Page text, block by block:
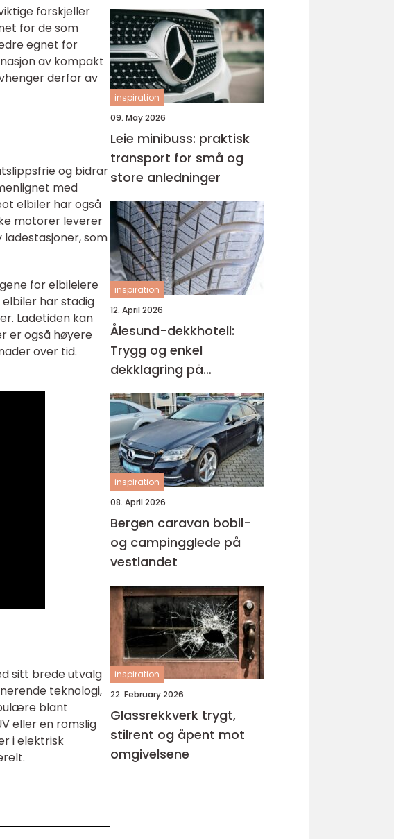
forskjeller
for de som
egnet for
av kompakt
derfor av
og bidrar
med
elbiler har også
motorer leverer
som
for elbileiere
har stadig
Ladetiden kan
er også høyere
over tid.
sitt brede utvalg
teknologi,
blant
eller en romslig
i elektrisk
inspiration
09. May 2026
Leie minibuss: praktisk
transport for små og
store anledninger
inspiration
12. April 2026
Ålesund-dekkhotell:
Trygg og enkel
dekklagring på
Sunnmøre
inspiration
08. April 2026
Bergen caravan bobil-
og campingglede på
vestlandet
inspiration
22. February 2026
Glassrekkverk trygt,
stilrent og åpent mot
omgivelsene